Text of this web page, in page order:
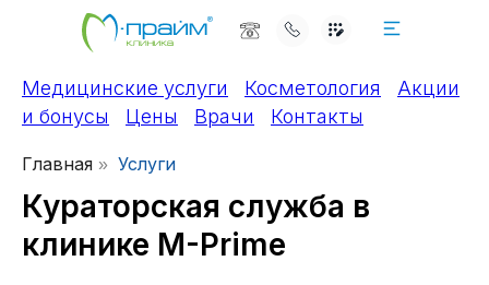
Медицинские услуги Косметология
Акции
и бонусы
Цены Врачи Контакты
Главная » Услуги
Кураторская служба в
клинике M-Prime